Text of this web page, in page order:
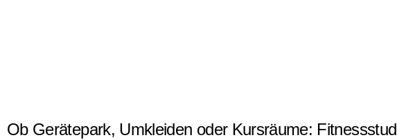
Ob Gerätepark, Umkleiden oder Kursräume: